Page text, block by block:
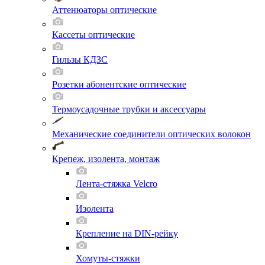
Аттенюаторы оптические
Кассеты оптические
Гильзы КДЗС
Розетки абонентские оптические
Термоусадочные трубки и аксессуары
Механические соединители оптических волокон
Крепеж, изолента, монтаж
Лента-стяжка Velcro
Изолента
Крепление на DIN-рейку
Хомуты-стяжки